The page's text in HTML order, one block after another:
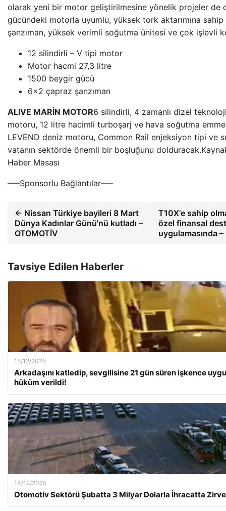
olarak yeni bir motor geliştirilmesine yönelik projeler de
gücündeki motorla uyumlu, yüksek tork aktarımına
şanzıman, yüksek verimli soğutma ünitesi ve çok işlevli
12 silindirli – V tipi motor
Motor hacmi 27,3 litre
1500 beygir gücü
6×2 çapraz şanzıman
ALIVE MARİN MOTOR6 silindirli, 4 zamanlı dizel
motoru, 12 litre hacimli turboşarj ve hava soğutma emme
LEVEND deniz motoru, Common Rail enjeksiyon tipi ve
vatanın sektörde önemli bir boşluğunu
Haber Masası
—–Sponsorlu Bağlantılar—–
← Nissan Türkiye bayileri 8 Mart
Dünya Kadınlar Günü'nü kutladı –
OTOMOTİV
T10X'e sahip
özel finansal
uygulamasında
Tavsiye Edilen Haberler
15/12/2025
Arkadaşını katledip, sevgilisine 21 gün süren işkence
hüküm verildi!
14/12/2025
Otomotiv Sektörü Şubatta 3 Milyar Dolarla İhracatta